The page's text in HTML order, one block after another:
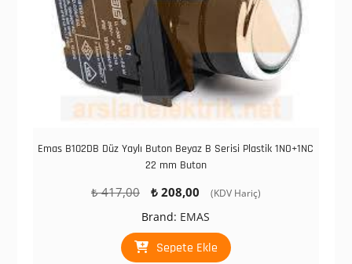
Emas B102DB Düz Yaylı Buton Beyaz B Serisi Plastik 1NO+1NC
22 mm Buton
₺417,00
Orijinal
₺ 417,00.
₺208,00
Şu
fiyat:
₺ 208,00.
(KDV Hariç)
Brand: EMAS
Sepete Ekle